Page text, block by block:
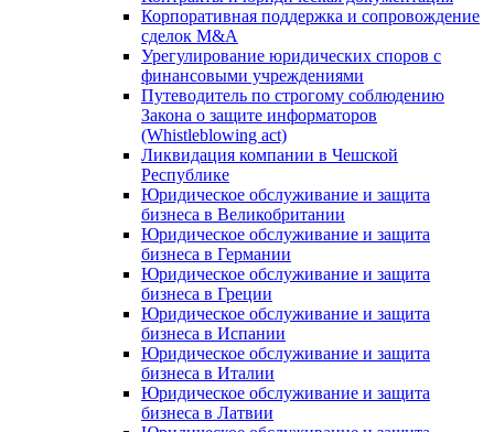
Корпоративная поддержка и сопровождение
сделок M&A
Урегулирование юридических споров с
финансовыми учреждениями
Путеводитель по строгому соблюдению
Закона о защите информаторов
(Whistleblowing act)
Ликвидация компании в Чешской
Республике
Юридическое обслуживание и защита
бизнеса в Великобритании
Юридическое обслуживание и защита
бизнеса в Германии
Юридическое обслуживание и защита
бизнеса в Греции
Юридическое обслуживание и защита
бизнеса в Испании
Юридическое обслуживание и защита
бизнеса в Италии
Юридическое обслуживание и защита
бизнеса в Латвии